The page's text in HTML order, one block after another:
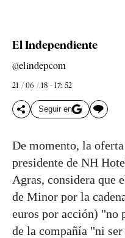
El Independiente
@elindepcom
21 / 06 / 18 - 17: 52
Seguir en
De momento, la
presidente de NH
Agras, considera que
de Minor por la
euros por acción) "no
de la compañía "ni